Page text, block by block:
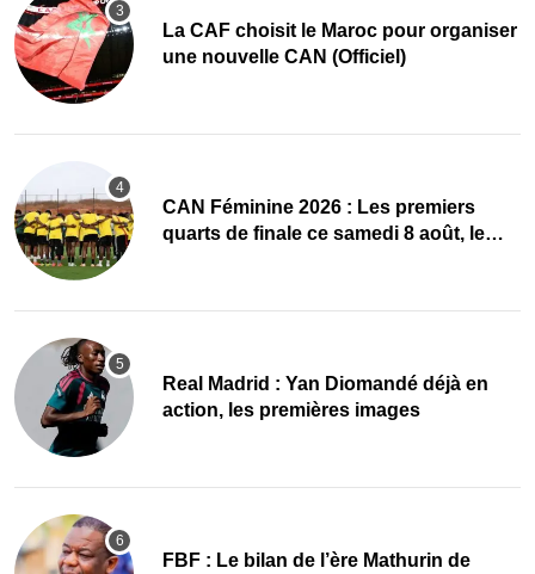
La CAF choisit le Maroc pour organiser
une nouvelle CAN (Officiel)
CAN Féminine 2026 : Les premiers
quarts de finale ce samedi 8 août, le
Real Madrid : Yan Diomandé déjà en
action, les premières images
FBF : Le bilan de l’ère Mathurin de